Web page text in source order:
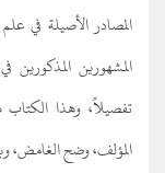
المصادر الأصيلة في
المشهورين المذكورين
تفصيلاً، وهذا
المؤلف، وضح الغامض،